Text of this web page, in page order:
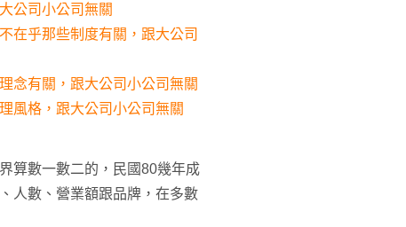
公司小公司無關
在乎那些制度有關，跟大公司
念有關，跟大公司小公司無關
風格，跟大公司小公司無關
算數一數二的，民國80幾年成
人數、營業額跟品牌，在多數